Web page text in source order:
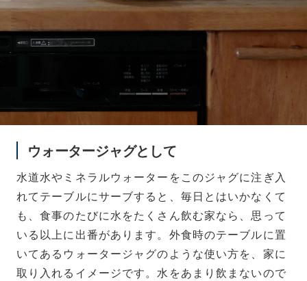
ウォータージャグとして
水道水やミネラルウォーターをこのジャグに注ぎ入
れてテーブルにサーブすると、毎日とはいかなくて
も、食事のたびに水をたくさん飲む家なら、思って
いる以上に出番があります。外食時のテーブルに置
いてあるウォータージャグのような使い方を、家に
取り入れるイメージです。水をあまり飲まないので